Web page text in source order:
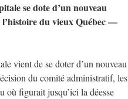
se dote d’un nouveau
l’histoire du vieux Québec —
vient de se doter d’un nouveau
du comité administratif, les
où figurait jusqu’ici la déesse